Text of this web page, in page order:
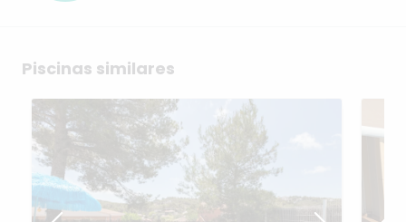
Piscinas similares